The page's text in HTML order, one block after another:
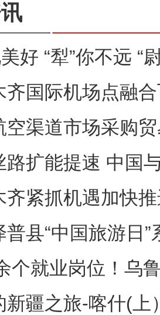
美好 “犁”你不远 “
齐国际机场点融
空渠道市场采购
路扩能提速 中国
齐紧抓机遇加快
普县“中国旅游日
个就业岗位！乌
新疆之旅-喀什(上